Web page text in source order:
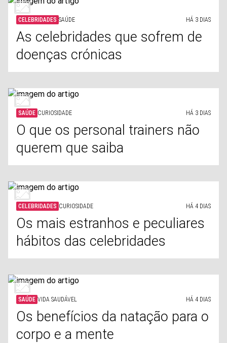
CELEBRIDADES SAÚDE HÁ 3 DIAS
As celebridades que sofrem de
doenças crónicas
SAÚDE CURIOSIDADE HÁ 3 DIAS
O que os personal trainers não
querem que saiba
CELEBRIDADES CURIOSIDADE HÁ 4 DIAS
Os mais estranhos e peculiares
hábitos das celebridades
SAÚDE VIDA SAUDÁVEL HÁ 4 DIAS
Os benefícios da natação para o
corpo e a mente